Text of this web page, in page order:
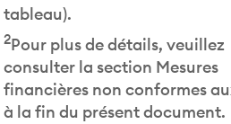
tableau).
2Pour plus de détails, veuillez
consulter la section Mesures
financières non conformes
à la fin du présent document.